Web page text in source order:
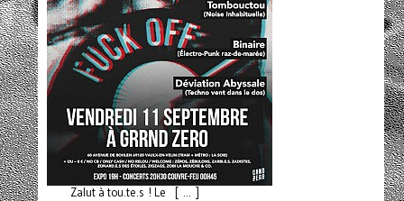
Zalut à tou.te.s ! Le [ ... ]